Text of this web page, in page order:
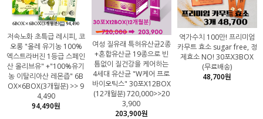
저속노화 초특급 레시피, 코
오롱 "올레 유기농 100%
엑스트라버진 1등급 스페인
산 올리브유" +"100%유기
농 이탈리아산 레몬즙" 6B
OX×6BOX(3개월분) >> 9
4,490
94,490원
여성 질유래 특허유산균2종
+혼합유산균 19종으로 빈
틈없이 질건강을 케어하는
4세대 유산균 "W케어 프로
바이오틱스" 30포X12BOX
(12개월분) 720,000>>20
3,900
203,900원
역가수치 100만! 프리미엄
카무트 효소 sugar free, 정
제효소 NO! 30포X3BOX
(무료배송)
48,700원